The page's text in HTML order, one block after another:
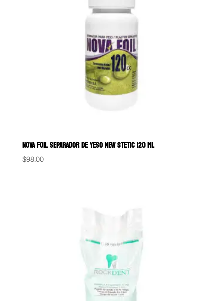
NOVA FOIL SEPARADOR DE YESO NEW STETIC 120 ML
$98.00